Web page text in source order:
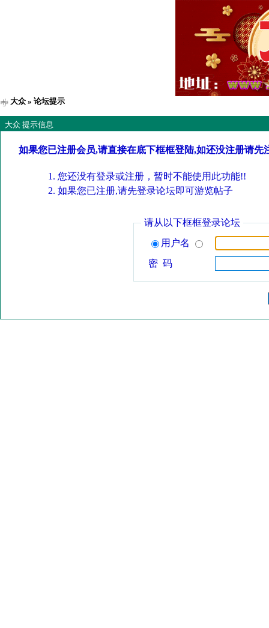
大众 » 论坛提示
大众 提示信息
如果您已注册会员,请直接在底下框框登陆,如还没注册请先
您还没有登录或注册，暂时不能使用此功能!!
如果您已注册,请先登录论坛即可游览帖子
请从以下框框登录论坛
用户名
密 码